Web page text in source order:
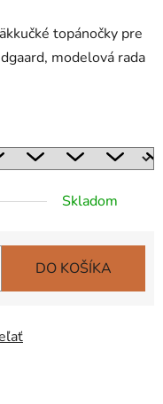
topánočky pre
modelová rada
Skladom
DO KOŠÍKA